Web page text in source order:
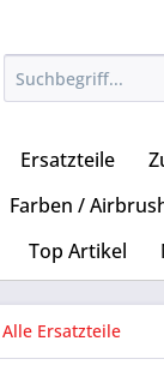
Ersatzteile
Farben /
Top Artikel
Alle Ersatzteile